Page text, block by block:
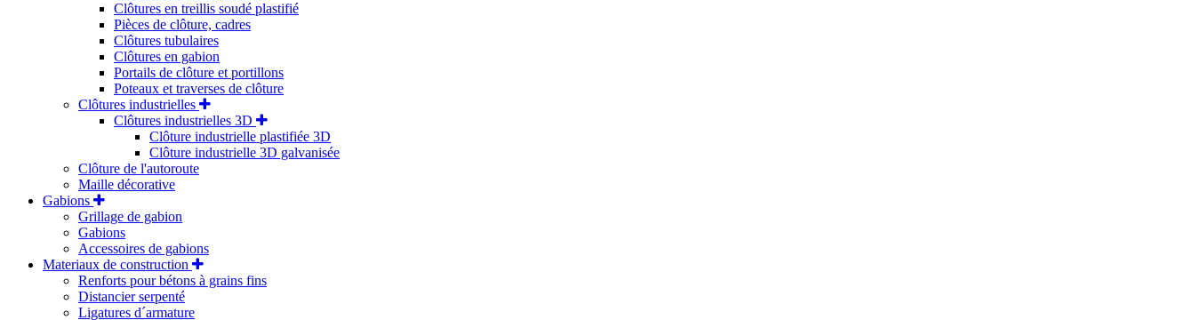
Clôtures en treillis soudé plastifié
Pièces de clôture, cadres
Clôtures tubulaires
Clôtures en gabion
Portails de clôture et portillons
Poteaux et traverses de clôture
Clôtures industrielles
Clôtures industrielles 3D
Clôture industrielle plastifiée 3D
Clôture industrielle 3D galvanisée
Clôture de l'autoroute
Maille décorative
Gabions
Grillage de gabion
Gabions
Accessoires de gabions
Materiaux de construction
Renforts pour bétons à grains fins
Distancier serpenté
Ligatures d´armature